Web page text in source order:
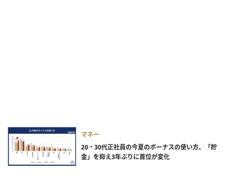
マネー
20・30代正社員の今夏のボーナスの使い方、「貯
金」を抑え3年ぶりに首位が変化